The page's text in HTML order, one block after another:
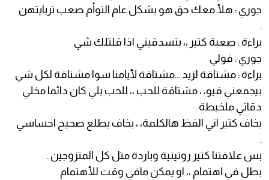
جوري : هلأ معك حق هو بشكل عام التوأم صعب تربايتهن
.
براءة : صعبة كتير ،، بتسدقيني اذا قلتلك شي
جوري : قولي
براءة : مشتاقة لزيد ...مشتاقة لأيامنا سوا مشتاقة لكل شي
بيجمعني فيو، ، مشتاقة للحب ،، للحب يلي كان دائما مخلي
دقاتي ملخبطة .
بخاف كتير اني الفظ هالكلمة، ، بخاف يطلع صحيح احساسي
.
بس علاقتنا كتير روتينية وباردة متل كل المتزوجين .
بطل في اهتمام ،، او يمكن مافي وقت للأهتمام